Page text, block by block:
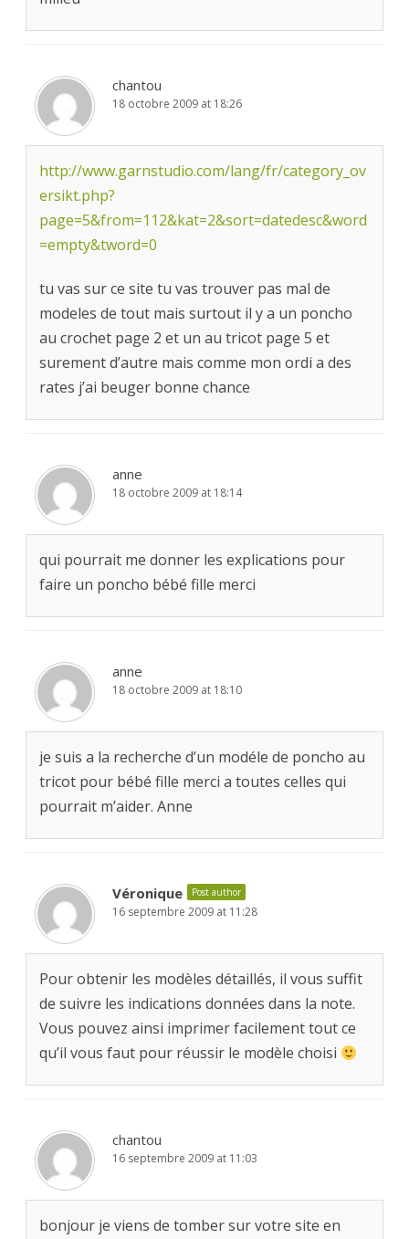
chantou
18 octobre 2009 at 18:26
http://www.garnstudio.com/lang/fr/category_ov
ersikt.php?
page=5&from=112&kat=2&sort=datedesc&word
=empty&tword=0
tu vas sur ce site tu vas trouver pas mal de
modeles de tout mais surtout il y a un poncho
au crochet page 2 et un au tricot page 5 et
surement d’autre mais comme mon ordi a des
rates j’ai beuger bonne chance
anne
18 octobre 2009 at 18:14
qui pourrait me donner les explications pour
faire un poncho bébé fille merci
anne
18 octobre 2009 at 18:10
je suis a la recherche d’un modéle de poncho au
tricot pour bébé fille merci a toutes celles qui
pourrait m’aider. Anne
Véronique Post author
16 septembre 2009 at 11:28
Pour obtenir les modèles détaillés, il vous suffit
de suivre les indications données dans la note.
Vous pouvez ainsi imprimer facilement tout ce
qu’il vous faut pour réussir le modèle choisi
chantou
16 septembre 2009 at 11:03
bonjour je viens de tomber sur votre site en